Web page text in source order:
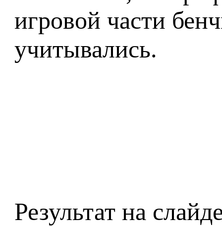
игровой части
учитывались.
Результат на